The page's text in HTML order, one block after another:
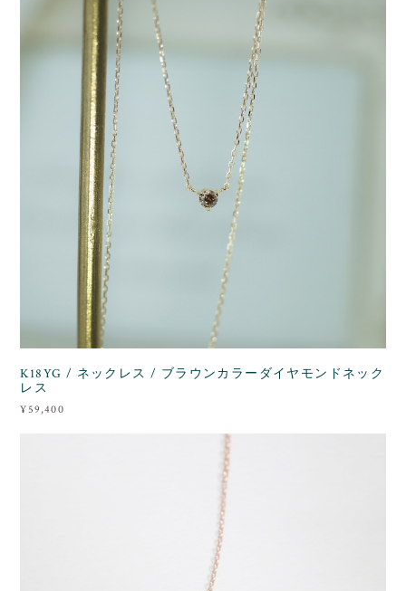
K18YG / ネックレス / ブラウンカラーダイヤモンドネック
レス
¥59,400